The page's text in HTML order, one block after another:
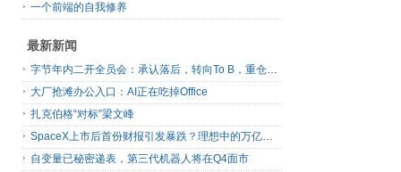
一个前端的自我修养
最新新闻
字节年内二开全员会：承认落后，转向To B，重仓年轻人
大厂抢滩办公入口：AI正在吃掉Office
扎克伯格“对标”梁文峰
SpaceX上市后首份财报引发暴跌？理想中的万亿营收太空AI公司，正在靠地面AI云挣钱
自变量已秘密递表，第三代机器人将在Q4面市